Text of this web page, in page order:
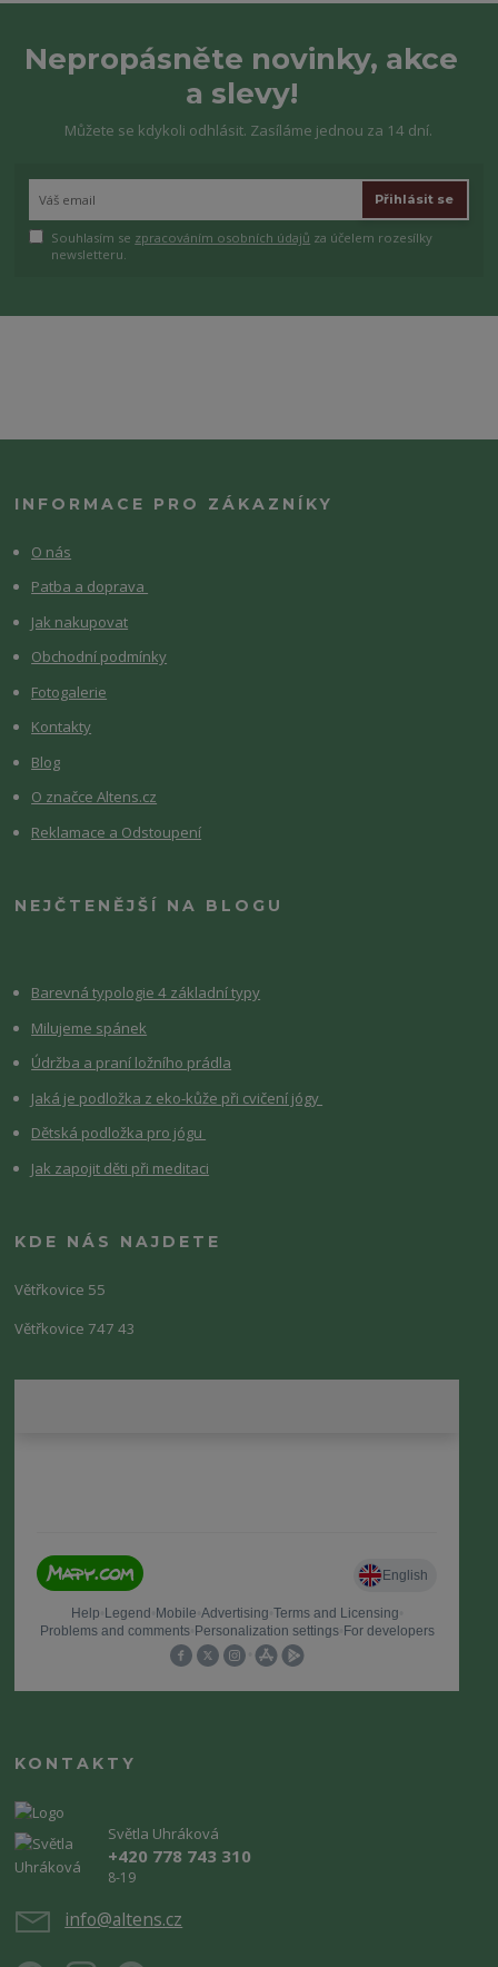
Nepropásněte novinky, akce
a slevy!
Můžete se kdykoli odhlásit. Zasíláme jednou za 14 dní.
Přihlásit se
Souhlasím se zpracováním osobních údajů za účelem rozesílky
newsletteru.
INFORMACE PRO ZÁKAZNÍKY
O nás
Patba a doprava
Jak nakupovat
Obchodní podmínky
Fotogalerie
Kontakty
Blog
O značce Altens.cz
Reklamace a Odstoupení
NEJČTENĚJŠÍ NA BLOGU
Barevná typologie 4 základní typy
Milujeme spánek
Údržba a praní ložního prádla
Jaká je podložka z eko-kůže při cvičení jógy
Dětská podložka pro jógu
Jak zapojit děti při meditaci
KDE NÁS NAJDETE
Větřkovice 55
Větřkovice 747 43
KONTAKTY
Světla Uhráková
+420 778 743 310
8-19
info@altens.cz